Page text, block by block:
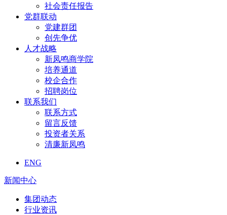
社会责任报告
党群联动
党建群团
创先争优
人才战略
新凤鸣商学院
培养通道
校企合作
招聘岗位
联系我们
联系方式
留言反馈
投资者关系
清廉新凤鸣
ENG
新闻中心
集团动态
行业资讯